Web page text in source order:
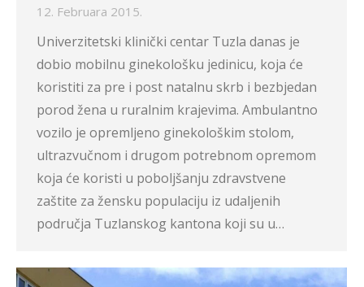
12. Februara 2015.
Univerzitetski klinički centar Tuzla danas je
dobio mobilnu ginekološku jedinicu, koja će
koristiti za pre i post natalnu skrb i bezbjedan
porod žena u ruralnim krajevima. Ambulantno
vozilo je opremljeno ginekološkim stolom,
ultrazvučnom i drugom potrebnom opremom
koja će koristi u poboljšanju zdravstvene
zaštite za žensku populaciju iz udaljenih
područja Tuzlanskog kantona koji su u…